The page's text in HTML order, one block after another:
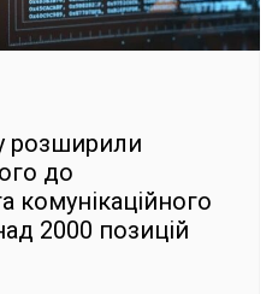
розширили
до
комунікаційного
2000 позицій